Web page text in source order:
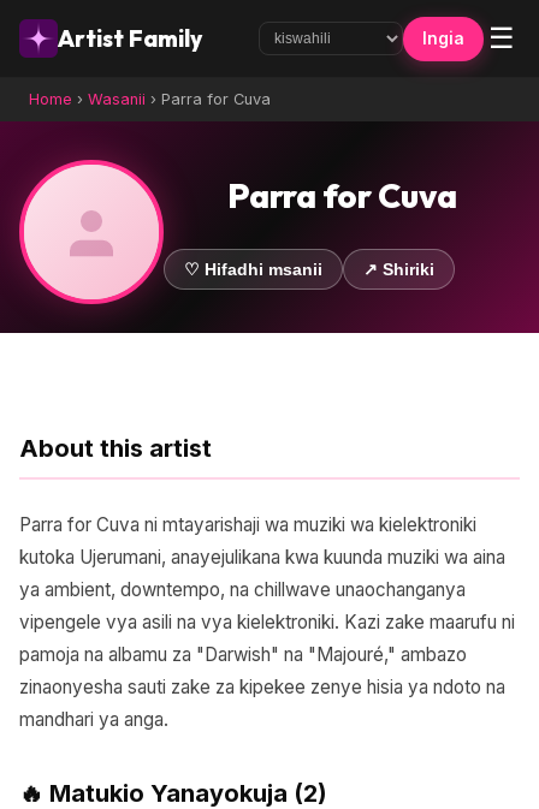
Artist Family Ingia ☰
Home › Wasanii › Parra for Cuva
Parra for Cuva
♡ Hifadhi msanii ↗ Shiriki
About this artist
Parra for Cuva ni mtayarishaji wa muziki wa kielektroniki
kutoka Ujerumani, anayejulikana kwa kuunda muziki wa aina
ya ambient, downtempo, na chillwave unaochanganya
vipengele vya asili na vya kielektroniki. Kazi zake maarufu ni
pamoja na albamu za "Darwish" na "Majouré," ambazo
zinaonyesha sauti zake za kipekee zenye hisia ya ndoto na
mandhari ya anga.
🔥 Matukio Yanayokuja (2)